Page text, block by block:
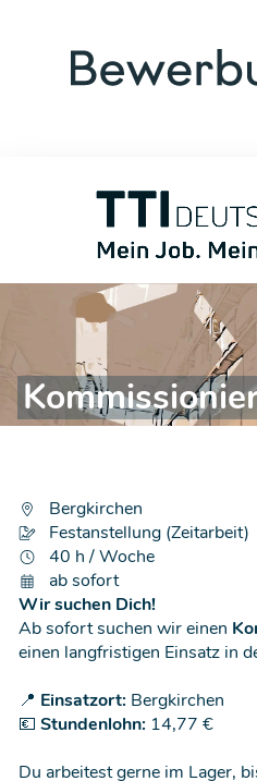
Bergkirchen
Festanstellung (Zeitarbeit)
40 h / Woche
ab sofort
Wir suchen Dich!
Ab sofort suchen wir einen
einen langfristigen Einsatz in
📍 Einsatzort: Bergkirchen
💶 Stundenlohn: 14,77 €
Du arbeitest gerne im Lager,